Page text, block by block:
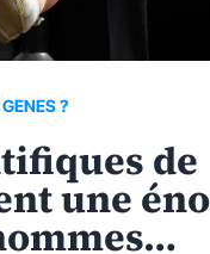
?
de
une